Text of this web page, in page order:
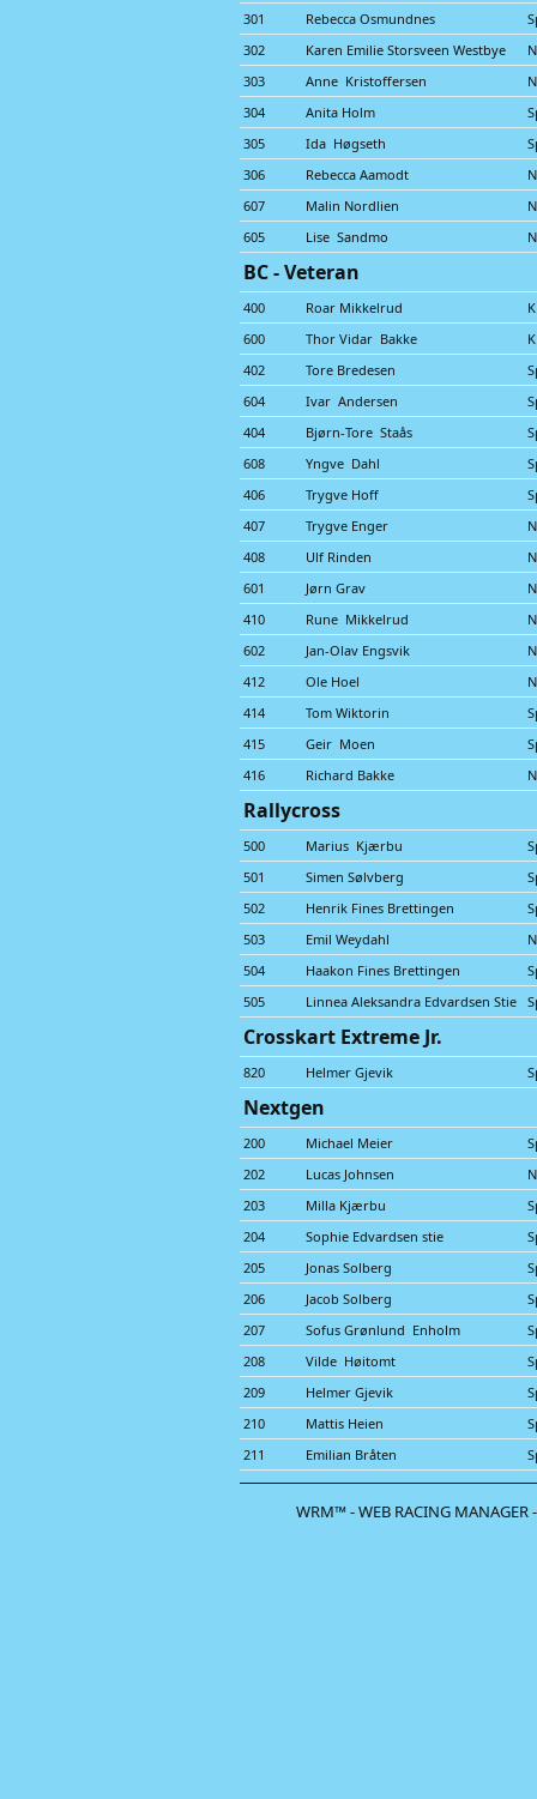
301 Rebecca Osmundnes
302
Karen Emilie Storsveen Westbye
303
Anne Kristoffersen
304
Anita Holm
305
Ida Høgseth
306
Rebecca Aamodt
607
Malin Nordlien
605
Lise Sandmo
BC - Veteran
400 Roar Mikkelrud
600
Thor Vidar Bakke
402
Tore Bredesen
604
Ivar Andersen
404
Bjørn-Tore Staås
608
Yngve Dahl
406
Trygve Hoff
407
Trygve Enger
408
Ulf Rinden
601
Jørn Grav
410
Rune Mikkelrud
602
Jan-Olav Engsvik
412
Ole Hoel
414
Tom Wiktorin
415
Geir Moen
416
Richard Bakke
Rallycross
500 Marius Kjærbu
501
Simen Sølvberg
502
Henrik Fines Brettingen
503
Emil Weydahl
504
Haakon Fines Brettingen
505
Linnea Aleksandra Edvardsen Stie
Crosskart Extreme Jr.
820 Helmer Gjevik
Nextgen
200 Michael Meier
202
Lucas Johnsen
203
Milla Kjærbu
204
Sophie Edvardsen stie
205
Jonas Solberg
206
Jacob Solberg
207
Sofus Grønlund Enholm
208
Vilde Høitomt
209
Helmer Gjevik
210
Mattis Heien
211
Emilian Bråten
WRM™ - WEB RACING MANAGER